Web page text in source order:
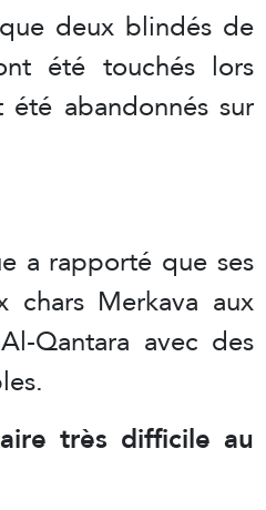
deux blindés de
été touchés lors
abandonnés sur
a rapporté que ses
Merkava aux
Qantara avec des
très difficile au